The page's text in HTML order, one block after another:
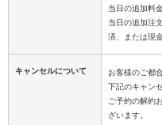
当日の追加料
当日の追加注
キャンセルについて
お客様のご都
下記のキャン
ご予約の解約
ざいます。